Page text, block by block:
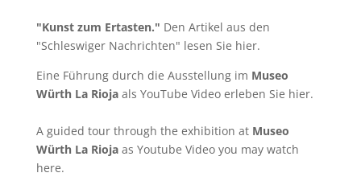
"Kunst zum Ertasten." Den Artikel aus den
"Schleswiger Nachrichten" lesen Sie hier.
Eine Führung durch die Ausstellung im Museo
Würth La Riojaals YouTube Video erleben Sie hier.
A guided tour through the exhibition at Museo
Würth La Riojaas Youtube Video you may watch
here.